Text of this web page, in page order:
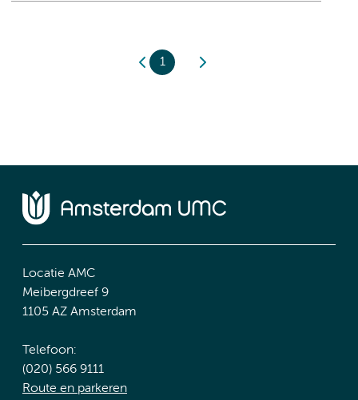
1
Locatie AMC
Meibergdreef 9
1105 AZ Amsterdam
Telefoon:
(020) 566 9111
Route en parkeren